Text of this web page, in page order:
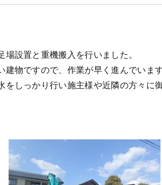
設置と重機搬入を行いました。
物ですので、作業が早く進んでいます
しっかり行い施主様や近隣の方々に